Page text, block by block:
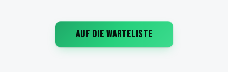
AUF DIE WARTELISTE